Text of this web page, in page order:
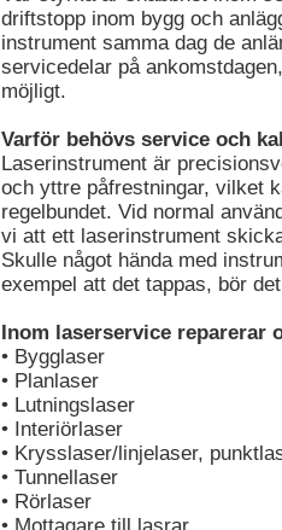
driftstopp inom bygg och
instrument samma dag de
servicedelar på
möjligt.
Varför behövs service och
Laserinstrument är
och yttre påfrestningar, vilket
regelbundet. Vid normal
vi att ett laserinstrument
Skulle något hända med
exempel att det tappas, bör
Inom laserservice reparerar
• Bygglaser
• Planlaser
• Lutningslaser
• Interiörlaser
• Krysslaser/linjelaser,
• Tunnellaser
• Rörlaser